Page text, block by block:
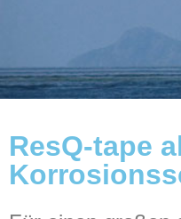
ResQ-tape